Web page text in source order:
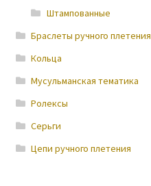
Штампованные
Браслеты ручного плетения
Кольца
Мусульманская тематика
Ролексы
Серьги
Цепи ручного плетения